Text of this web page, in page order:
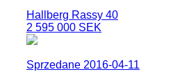
Hallberg Rassy 40
2 595 000 SEK
Sprzedane 2016-04-11